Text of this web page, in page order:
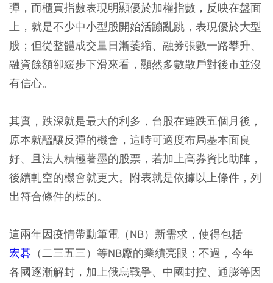
彈，而櫃買指數表現明顯優於加權指數，反映在盤面
上，就是不少中小型股開始活蹦亂跳，表現優於大型
股；但從整體成交量日漸萎縮、融券張數一路攀升、
融資餘額卻緩步下滑來看，顯然多數散戶對後市並沒
有信心。
其實，跌深就是最大的利多，台股在連跌五個月後，
原本就醞釀反彈的機會，這時可適度布局基本面良
好、且法人積極著墨的股票，若加上高券資比助陣，
後續軋空的機會就更大。附表就是依據以上條件，列
出符合條件的標的。
這兩年因疫情帶動筆電（NB）新需求，使得包括
宏碁 （二三五三）等NB廠的業績亮眼；不過，今年
各國逐漸解封，加上俄烏戰爭、中國封控、通膨等因